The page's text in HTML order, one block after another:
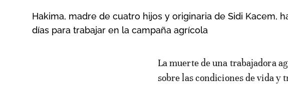
Hakima, madre de cuatro hijos y originaria de Sidi Kacem,
días para trabajar en la campaña agrícola
La muerte de una trabajadora agrícola marroquí en Huelva ha reavivado el debate
sobre las condiciones de vida y